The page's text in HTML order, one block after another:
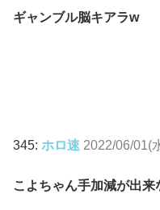
ギャンブル脳キアラw
345: ホロ速 2022/06/01(
こよちゃん手加減が出来